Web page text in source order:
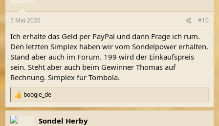
5 Mai 2020 #10
Ich erhalte das Geld per PayPal und dann Frage ich rum.
Den letzten Simplex haben wir vom Sondelpower erhalten.
Stand aber auch im Forum. 199 wird der Einkaufspreis
sein. Steht aber auch beim Gewinner Thomas auf
Rechnung. Simplex für Tombola.
R
e
a
k
boogie_de
Sondel Herby